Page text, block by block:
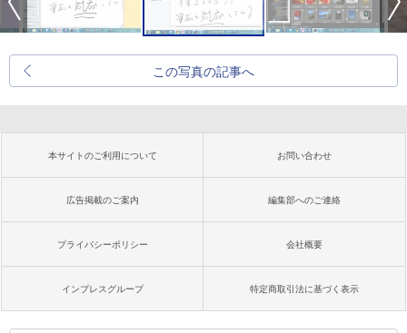
この写真の記事へ
本サイトのご利用について お問い合わせ
広告掲載のご案内 編集部へのご連絡
プライバシーポリシー 会社概要
インプレスグループ 特定商取引法に基づく表示